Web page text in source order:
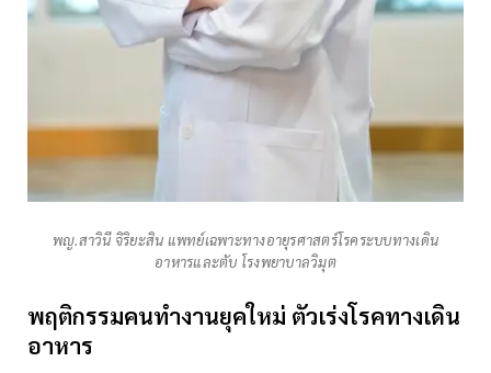
พญ.สาวินี จิริยะสิน แพทย์เฉพาะทางอายุรศาสตร์โรคระบบทางเดิน
อาหารและตับ โรงพยาบาลวิมุต
พฤติกรรมคนทำงานยุคใหม่ ตัวเร่งโรคทางเดิน
อาหาร